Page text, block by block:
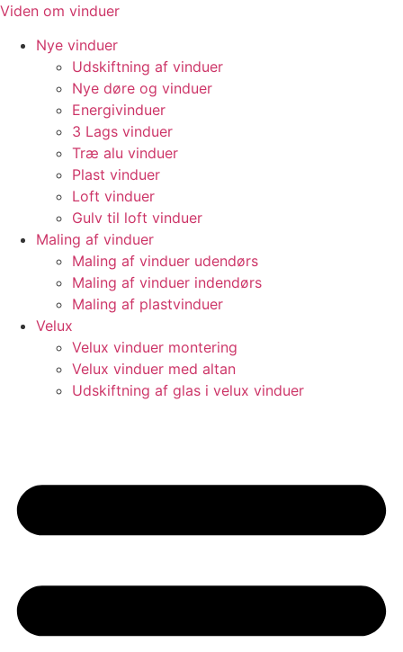
Videre
indhold
Viden om vinduer
Nye vinduer
Udskiftning af vinduer
Nye døre og vinduer
Energivinduer
3 Lags vinduer
Træ alu vinduer
Plast vinduer
Loft vinduer
Gulv til loft vinduer
Maling af vinduer
Maling af vinduer udendørs
Maling af vinduer indendørs
Maling af plastvinduer
Velux
Velux vinduer montering
Velux vinduer med altan
Udskiftning af glas i velux vinduer